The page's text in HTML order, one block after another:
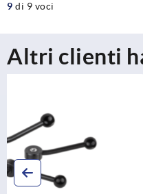
9 di 9 voci
Altri clienti